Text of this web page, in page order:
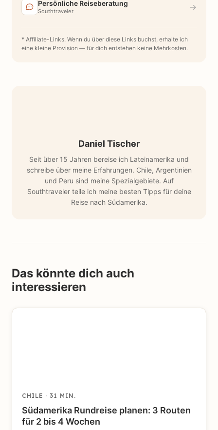
Persönliche Reiseberatung
Southtraveler →
* Affiliate-Links. Wenn du über diese Links buchst, erhalte ich
eine kleine Provision — für dich entstehen keine Mehrkosten.
Daniel Tischer
Seit über 15 Jahren bereise ich Lateinamerika und
schreibe über meine Erfahrungen. Chile, Argentinien
und Peru sind meine Spezialgebiete. Auf
Southtraveler teile ich meine besten Tipps für deine
Reise nach Südamerika.
Das könnte dich auch
interessieren
CHILE · 31 MIN.
Südamerika Rundreise planen: 3 Routen
für 2 bis 4 Wochen